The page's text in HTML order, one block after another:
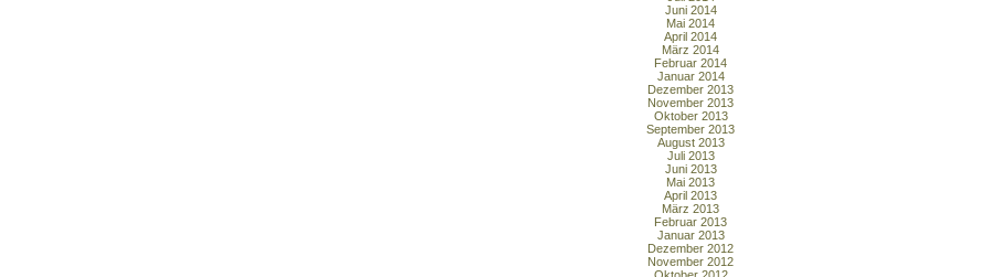
Juni 2014
Mai 2014
April 2014
März 2014
Februar 2014
Januar 2014
Dezember 2013
November 2013
Oktober 2013
September 2013
August 2013
Juli 2013
Juni 2013
Mai 2013
April 2013
März 2013
Februar 2013
Januar 2013
Dezember 2012
November 2012